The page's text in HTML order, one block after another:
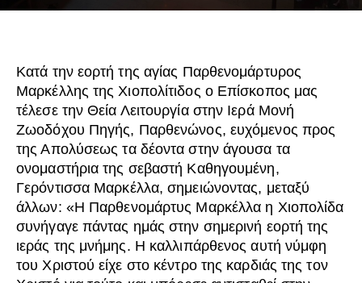
Κατά την εορτή της αγίας Παρθενομάρτυρος
Μαρκέλλης της Χιοπολίτιδος ο Επίσκοπος μας
τέλεσε την Θεία Λειτουργία στην Ιερά Μονή
Ζωοδόχου Πηγής, Παρθενώνος, ευχόμενος προς
της Απολύσεως τα δέοντα στην άγουσα τα
ονομαστήρια της σεβαστή Καθηγουμένη,
Γερόντισσα Μαρκέλλα, σημειώνοντας, μεταξύ
άλλων: «Η Παρθενομάρτυς Μαρκέλλα η Χιοπολίδα
συνήγαγε πάντας ημάς στην σημερινή εορτή της
ιεράς της μνήμης. Η καλλιπάρθενος αυτή νύμφη
του Χριστού είχε στο κέντρο της καρδιάς της τον